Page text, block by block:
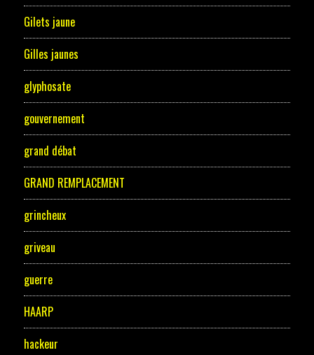
Gilets jaune
Gilles jaunes
glyphosate
gouvernement
grand débat
GRAND REMPLACEMENT
grincheux
griveau
guerre
HAARP
hackeur